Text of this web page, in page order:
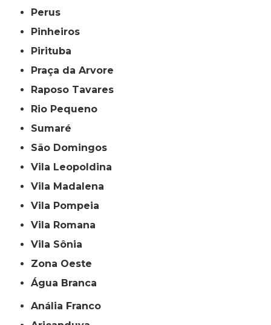
Perus
Pinheiros
Pirituba
Praça da Arvore
Raposo Tavares
Rio Pequeno
Sumaré
São Domingos
Vila Leopoldina
Vila Madalena
Vila Pompeia
Vila Romana
Vila Sônia
Zona Oeste
Água Branca
Anália Franco